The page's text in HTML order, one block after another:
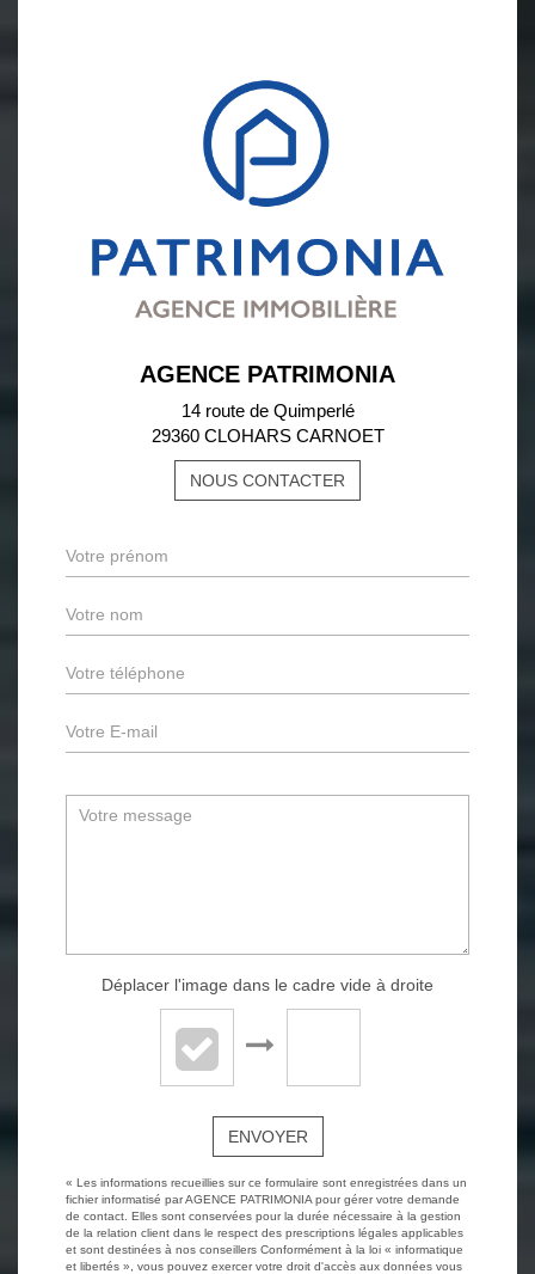
AGENCE PATRIMONIA
14 route de Quimperlé
29360 CLOHARS CARNOET
NOUS CONTACTER
Déplacer l'image dans le cadre vide à droite
ENVOYER
« Les informations recueillies sur ce formulaire sont enregistrées dans un
fichier informatisé par AGENCE PATRIMONIA pour gérer votre demande
de contact. Elles sont conservées pour la durée nécessaire à la gestion
de la relation client dans le respect des prescriptions légales applicables
et sont destinées à nos conseillers Conformément à la loi « informatique
et libertés », vous pouvez exercer votre droit d'accès aux données vous